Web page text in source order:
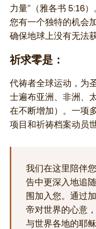
力量”（雅各书 5:16
您有一个独特的机会
确保地球上没有无法
祈求零是：
代祷者全球运动，为
士遍布亚洲、非洲、
在不断增加）。一项
项目和祈祷档案动员
我们在这里陪伴
告中更深入地追
围加入您。通过
帝对世界的心意
与世界各地的耶